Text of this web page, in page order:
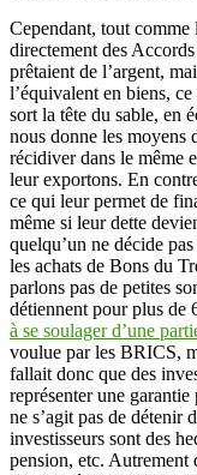
Cependant, tout
directement des
prêtaient de l’argent,
l’équivalent en biens,
sort la tête du sable, en
nous donne les moyens
récidiver dans le même
leur exportons. En
ce qui leur permet de
même si leur dette
quelqu’un ne décide
les achats de Bons du
parlons pas de petites
détiennent pour plus de
à se soulager d’une
voulue par les BRICS,
fallait donc que des
représenter une
ne s’agit pas de détenir
investisseurs sont des
pension, etc. Autrement